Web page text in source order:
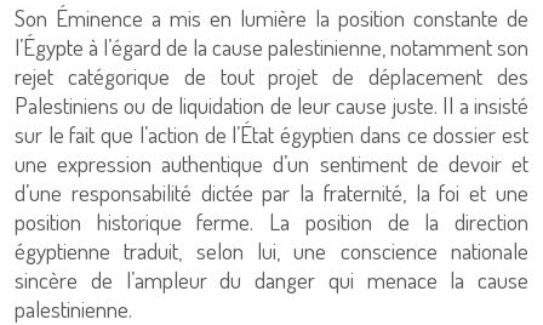
Son Éminence a mis en lumière la position constante de
l’Égypte à l’égard de la cause palestinienne, notamment son
rejet catégorique de tout projet de déplacement des
Palestiniens ou de liquidation de leur cause juste. Il a insisté
sur le fait que l’action de l’État égyptien dans ce dossier est
une expression authentique d’un sentiment de devoir et
d’une responsabilité dictée par la fraternité, la foi et une
position historique ferme. La position de la direction
égyptienne traduit, selon lui, une conscience nationale
sincère de l’ampleur du danger qui menace la cause
palestinienne.